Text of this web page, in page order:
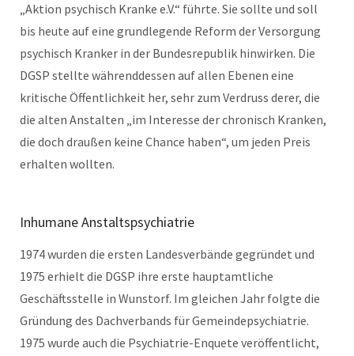
„Aktion psychisch Kranke e.V.“ führte. Sie sollte und soll
bis heute auf eine grundlegende Reform der Versorgung
psychisch Kranker in der Bundesrepublik hinwirken. Die
DGSP stellte währenddessen auf allen Ebenen eine
kritische Öffentlichkeit her, sehr zum Verdruss derer, die
die alten Anstalten „im Interesse der chronisch Kranken,
die doch draußen keine Chance haben“, um jeden Preis
erhalten wollten.
Inhumane Anstaltspsychiatrie
1974 wurden die ersten Landesverbände gegründet und
1975 erhielt die DGSP ihre erste hauptamtliche
Geschäftsstelle in Wunstorf. Im gleichen Jahr folgte die
Gründung des Dachverbands für Gemeindepsychiatrie.
1975 wurde auch die Psychiatrie-Enquete veröffentlicht,